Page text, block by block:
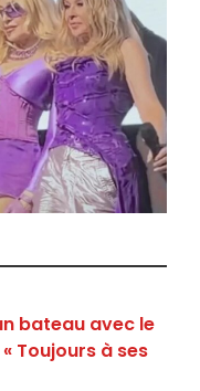
bateau avec le
Toujours à ses